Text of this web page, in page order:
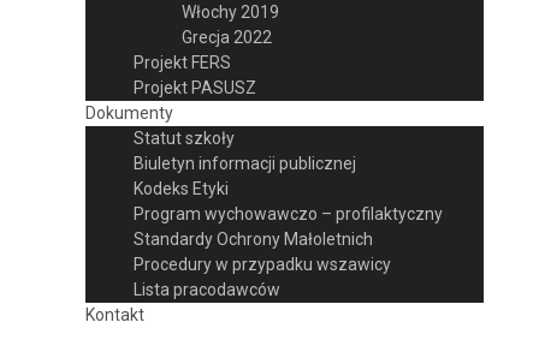
Włochy 2019
Grecja 2022
Projekt FERS
Projekt PASUSZ
Dokumenty
Statut szkoły
Biuletyn informacji publicznej
Kodeks Etyki
Program wychowawczo – profilaktyczny
Standardy Ochrony Małoletnich
Procedury w przypadku wszawicy
Lista pracodawców
Kontakt